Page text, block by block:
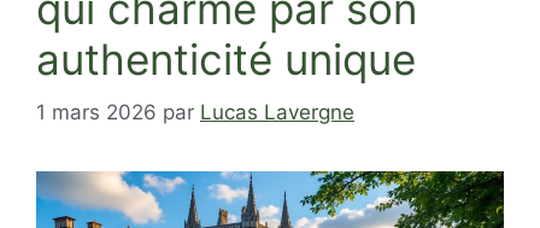
authenticité unique
1 mars 2026 par Lucas Lavergne